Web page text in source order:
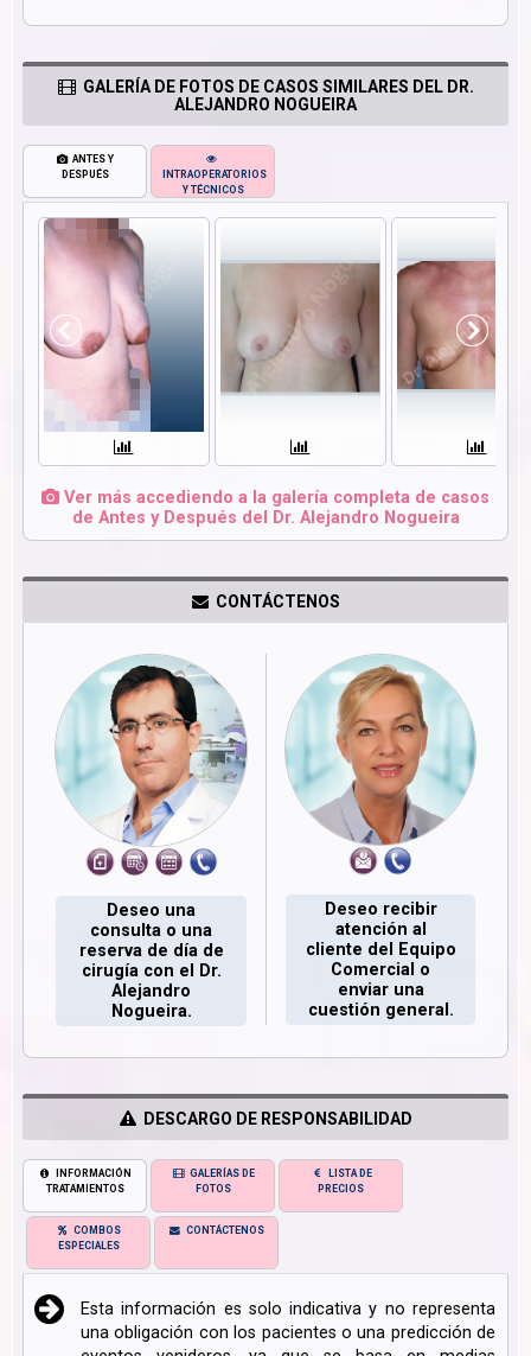
GALERÍA DE FOTOS DE CASOS SIMILARES DEL DR.
ALEJANDRO NOGUEIRA
ANTES Y
DESPUÉS
INTRAOPERATORIOS
Y TÉCNICOS
Ver más accediendo a la galería completa de casos
de Antes y Después del Dr. Alejandro Nogueira
CONTÁCTENOS
Deseo una
consulta o una
reserva de día de
cirugía con el Dr.
Alejandro
Nogueira.
Deseo recibir
atención al
cliente del Equipo
Comercial o
enviar una
cuestión general.
DESCARGO DE RESPONSABILIDAD
INFORMACIÓN
TRATAMIENTOS
GALERÍAS DE
FOTOS
LISTA DE
PRECIOS
COMBOS
ESPECIALES
CONTÁCTENOS
Esta información es solo indicativa y no representa
una obligación con los pacientes o una predicción de